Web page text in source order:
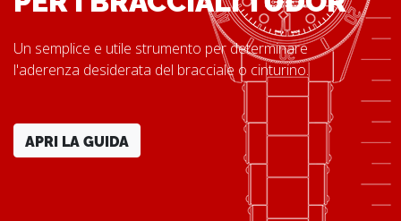
Un semplice e utile strumento per determinare
l'aderenza desiderata del bracciale o cinturino.
APRI LA GUIDA